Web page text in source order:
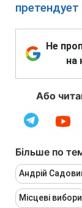
Не
на
Або
Більше по
Андрій
Місцеві вибори